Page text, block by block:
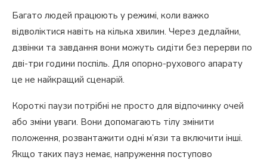
Багато людей працюють у режимі, коли важко
відволіктися навіть на кілька хвилин. Через дедлайни,
дзвінки та завдання вони можуть сидіти без перерви по
дві-три години поспіль. Для опорно-рухового апарату
це не найкращий сценарій.
Короткі паузи потрібні не просто для відпочинку очей
або зміни уваги. Вони допомагають тілу змінити
положення, розвантажити одні м’язи та включити інші.
Якщо таких пауз немає, напруження поступово